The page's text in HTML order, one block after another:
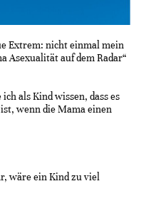
Extrem: nicht einmal mein
Asexualität auf dem Radar“
als Kind wissen, dass es
wenn die Mama einen
wäre ein Kind zu viel